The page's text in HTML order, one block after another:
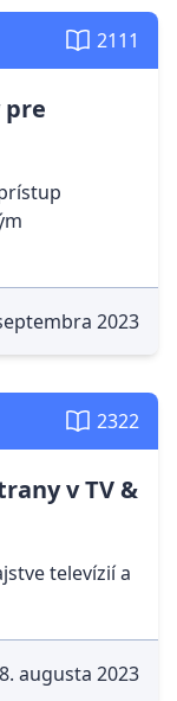
2111
2023
2322
v TV &
televízií a
augusta 2023